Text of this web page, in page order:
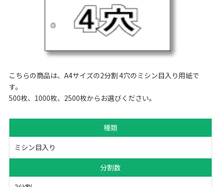
こちらの商品は、A4サイズの2分割 4穴のミシン目入り用紙で
す。
500枚、1000枚、2500枚からお選びください。
種類
ミシン目入り
分割数